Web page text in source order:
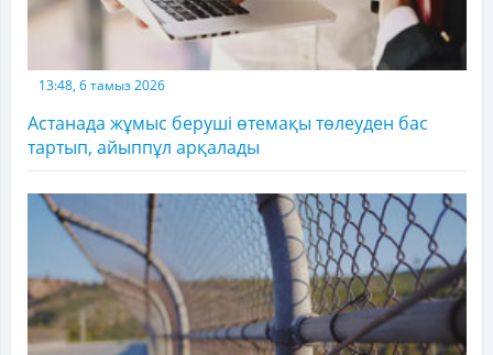
13:48, 6 тамыз 2026
Астанада жұмыс беруші өтемақы төлеуден бас
тартып, айыппұл арқалады